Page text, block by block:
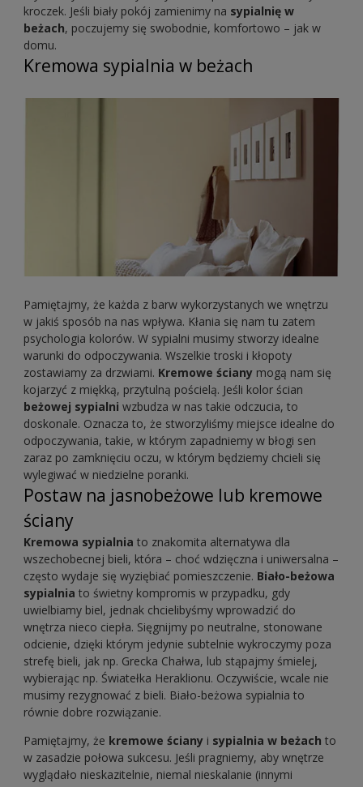
kroczek. Jeśli biały pokój zamienimy na sypialnię w
beżach, poczujemy się swobodnie, komfortowo – jak w
domu.
Kremowa sypialnia w beżach
Pamiętajmy, że każda z barw wykorzystanych we wnętrzu
w jakiś sposób na nas wpływa. Kłania się nam tu zatem
psychologia kolorów. W sypialni musimy stworzy idealne
warunki do odpoczywania. Wszelkie troski i kłopoty
zostawiamy za drzwiami. Kremowe ściany mogą nam się
kojarzyć z miękką, przytulną pościelą. Jeśli kolor ścian
beżowej sypialni wzbudza w nas takie odczucia, to
doskonale. Oznacza to, że stworzyliśmy miejsce idealne do
odpoczywania, takie, w którym zapadniemy w błogi sen
zaraz po zamknięciu oczu, w którym będziemy chcieli się
wylegiwać w niedzielne poranki.
Postaw na jasnobeżowe lub kremowe
ściany
Kremowa sypialnia to znakomita alternatywa dla
wszechobecnej bieli, która – choć wdzięczna i uniwersalna –
często wydaje się wyziębiać pomieszczenie. Biało-beżowa
sypialnia to świetny kompromis w przypadku, gdy
uwielbiamy biel, jednak chcielibyśmy wprowadzić do
wnętrza nieco ciepła. Sięgnijmy po neutralne, stonowane
odcienie, dzięki którym jedynie subtelnie wykroczymy poza
strefę bieli, jak np. Grecka Chałwa, lub stąpajmy śmielej,
wybierając np. Światełka Heraklionu. Oczywiście, wcale nie
musimy rezygnować z bieli. Biało-beżowa sypialnia to
równie dobre rozwiązanie.
Pamiętajmy, że kremowe ściany i sypialnia w beżach to
w zasadzie połowa sukcesu. Jeśli pragniemy, aby wnętrze
wyglądało nieskazitelnie, niemal nieskalanie (innymi